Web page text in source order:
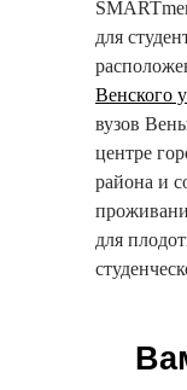
для
Венского
вузов
центре
района и
для